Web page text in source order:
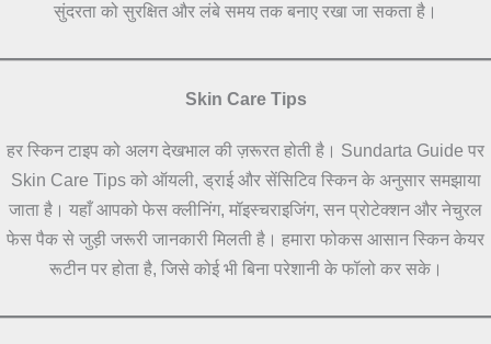
सुंदरता को सुरक्षित और लंबे समय तक बनाए रखा जा सकता है।
Skin Care Tips
हर स्किन टाइप को अलग देखभाल की ज़रूरत होती है। Sundarta Guide पर
Skin Care Tips को ऑयली, ड्राई और सेंसिटिव स्किन के अनुसार समझाया
जाता है। यहाँ आपको फेस क्लीनिंग, मॉइस्चराइजिंग, सन प्रोटेक्शन और नेचुरल
फेस पैक से जुड़ी जरूरी जानकारी मिलती है। हमारा फोकस आसान स्किन केयर
रूटीन पर होता है, जिसे कोई भी बिना परेशानी के फॉलो कर सके।